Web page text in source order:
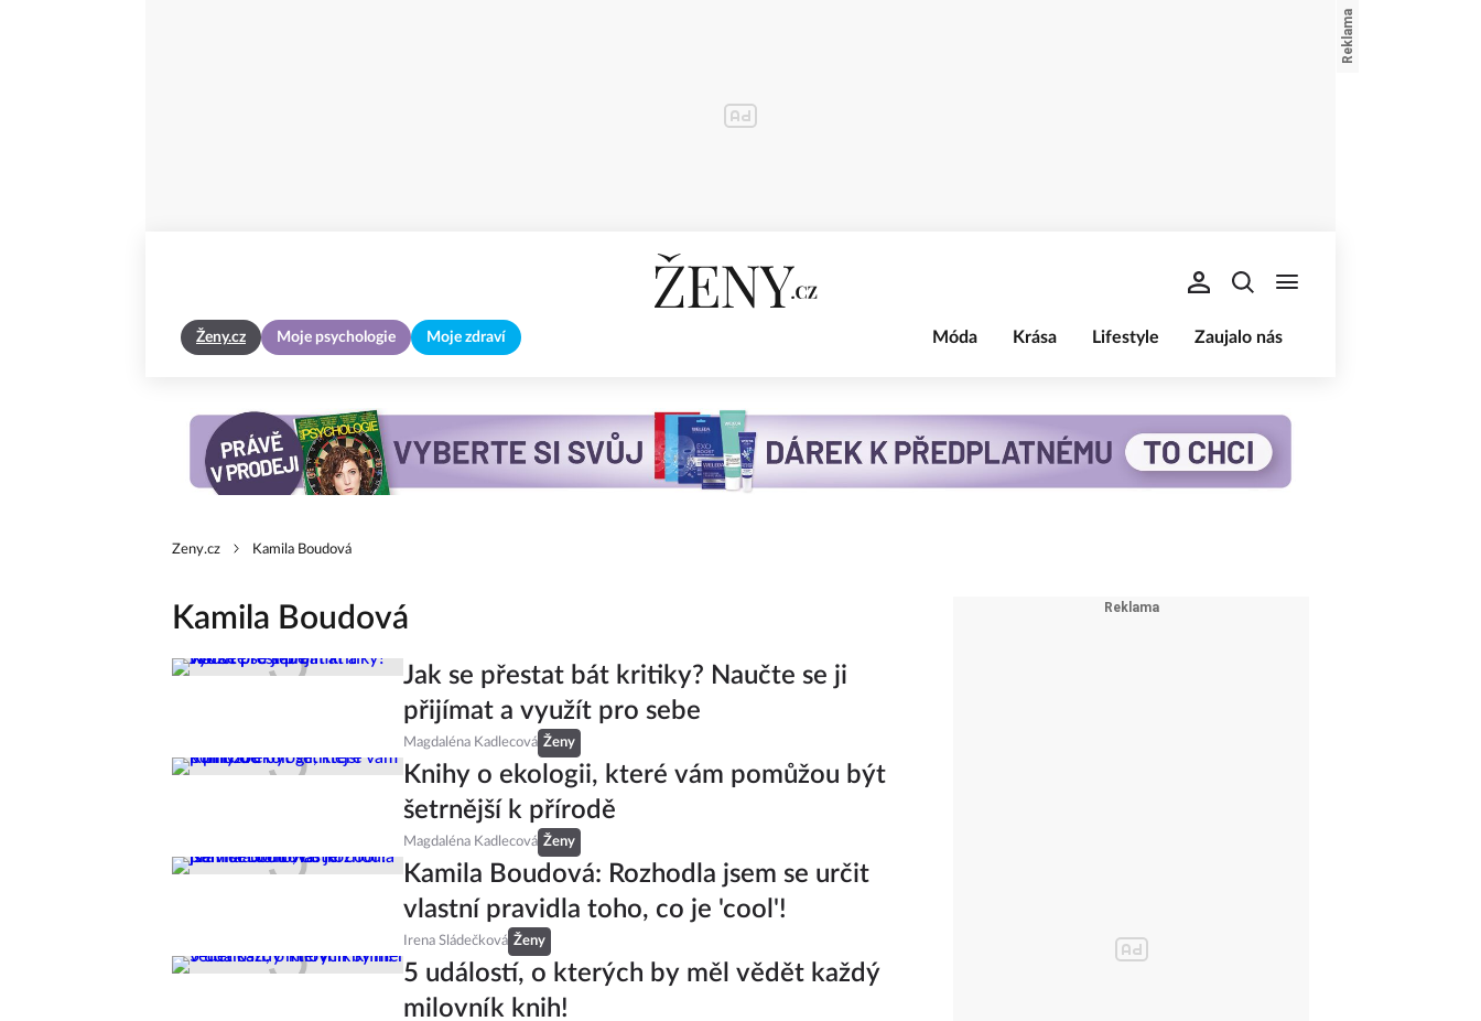
Ženy.cz Moje psychologie Moje zdraví Móda Krása Lifestyle Zaujalo nás
Zeny.cz Kamila Boudová
Kamila Boudová
Jak se přestat bát kritiky? Naučte se ji
přijímat a využít pro sebe
Magdaléna Kadlecová Ženy
Knihy o ekologii, které vám pomůžou být
šetrnější k přírodě
Magdaléna Kadlecová Ženy
Kamila Boudová: Rozhodla jsem se určit
vlastní pravidla toho, co je 'cool'!
Irena Sládečková Ženy
5 událostí, o kterých by měl vědět každý
milovník knih!